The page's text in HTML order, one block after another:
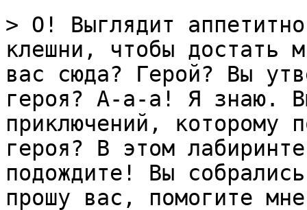
> О! Выглядит
клешни, чтобы
вас сюда? Герой? Вы
героя? А-а-а! Я знаю.
приключений, которому
героя? В этом
подождите! Вы
прошу вас, помогите